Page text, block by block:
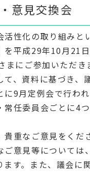
意見交換会
性化の取り組みと
を平成29年10月21
にご参加いただき
、資料に基づき、
に9月定例会で行わ
常任委員会ごとに4
重なご意見をくだ
意見等については
す。また、議会